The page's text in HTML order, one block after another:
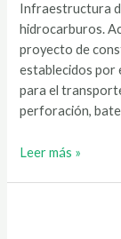
Infraestructura
hidrocarburos.
proyecto de
establecidos por
para el
perforación,
Líneas
Leer más »